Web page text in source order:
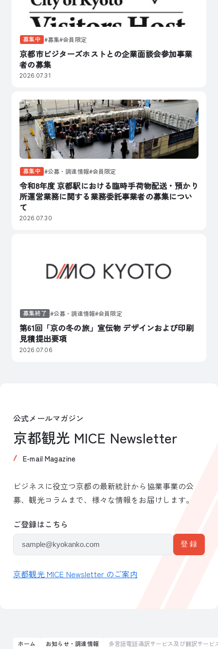
募集中 募集 会員限定
京都市ビジターズホストとの企業面談会参加事業
者の募集
2026.07.31
募集中 公募・調達情報 会員限定
令和8年度 京都駅における臨時手荷物配送・預かり
所運営業務に関する業務委託事業者の募集につい
て
2026.07.30
募集終了 公募・調達情報 会員限定
第61回「京の冬の旅」宣伝物 デザインおよび印刷
見積提出要項
2026.07.06
公式メールマガジン
京都観光 MICE Newsletter
E-mail Magazine
ビジネスに役立つ京都の最新統計から協業事業の公
募、観光コラムまで、様々な情報をお届けします。
ご登録はこちら
京都観光 MICE Newsletter のご案内
ホーム お知らせ・調達情報 多言語電話通訳サービス及び翻訳サービ